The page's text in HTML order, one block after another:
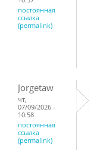
постоянная
ссылка
(permalink)
Jorgetaw
чт,
07/09/2026 -
10:58
постоянная
ссылка
(permalink)